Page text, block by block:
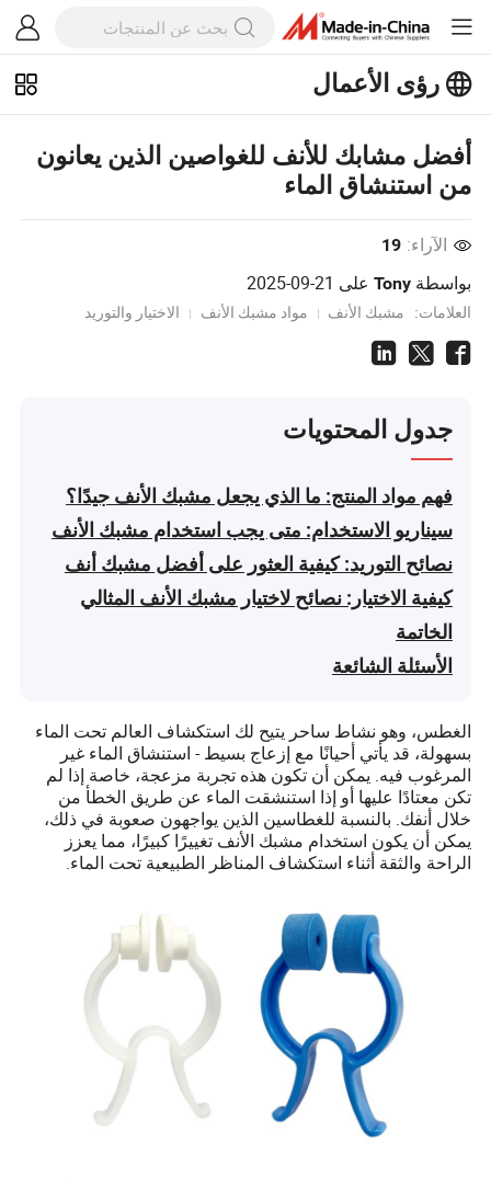
رؤى الأعمال
على رؤى الأعمال!
عرض المزيد
أفضل مشابك للأنف للغواصين الذين يعانون
من استنشاق الماء
الآراء: 19
بواسطةTony على 2025-09-21
العلامات: مشبك الأنف مواد مشبك الأنف الاختيار والتوريد
جدول المحتويات
فهم مواد المنتج: ما الذي يجعل مشبك الأنف جيدًا؟
سيناريو الاستخدام: متى يجب استخدام مشبك الأنف
نصائح التوريد: كيفية العثور على أفضل مشبك أنف
كيفية الاختيار: نصائح لاختيار مشبك الأنف المثالي
الخاتمة
الأسئلة الشائعة
الغطس، وهو نشاط ساحر يتيح لك استكشاف العالم تحت الماء
بسهولة، قد يأتي أحيانًا مع إزعاج بسيط - استنشاق الماء غير
المرغوب فيه. يمكن أن تكون هذه تجربة مزعجة، خاصة إذا لم
تكن معتادًا عليها أو إذا استنشقت الماء عن طريق الخطأ من
خلال أنفك. بالنسبة للغطاسين الذين يواجهون صعوبة في ذلك،
يمكن أن يكون استخدام مشبك الأنف تغييرًا كبيرًا، مما يعزز
الراحة والثقة أثناء استكشاف المناظر الطبيعية تحت الماء.